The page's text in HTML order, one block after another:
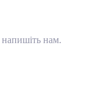
напишіть нам.